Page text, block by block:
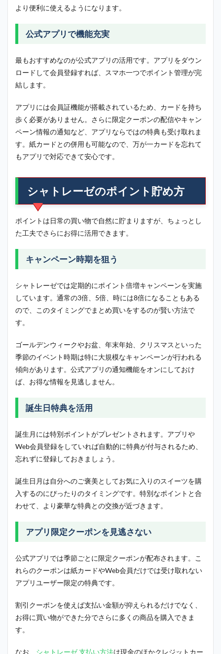
より便利に使えるようになります。
公式アプリで機能充実
最もおすすめなのが公式アプリの活用です。アプリをダウン
ロードして会員登録すれば、スマホ一つでポイント管理が完
結します。
アプリには会員証機能が搭載されているため、カードを持ち
歩く必要がありません。さらに限定クーポンの配信やキャン
ペーン情報の通知など、アプリならではの特典も受け取れま
す。紙カードとの併用も可能なので、万が一カードを忘れて
もアプリで対応できて安心です。
シャトレーゼのポイント貯め方
ポイントは日常の買い物で自然に貯まりますが、ちょっとし
た工夫でさらにお得に活用できます。
キャンペーン時期を狙う
シャトレーゼでは定期的にポイント倍増キャンペーンを実施
しています。通常の3倍、5倍、時には8倍になることもある
ので、このタイミングでまとめ買いをするのが賢い方法で
す。
ゴールデンウィークやお盆、年末年始、クリスマスといった
季節のイベント時期は特に大規模なキャンペーンが行われる
傾向があります。公式アプリの通知機能をオンにしておけ
ば、お得な情報を見逃しません。
誕生日特典を活用
誕生月には特別ポイントがプレゼントされます。アプリや
Web会員登録をしていれば自動的に特典が付与されるため、
忘れずに登録しておきましょう。
誕生日月は自分へのご褒美としてお気に入りのスイーツを購
入するのにぴったりのタイミングです。特別なポイントと合
わせて、より豪華な特典との交換が近づきます。
アプリ限定クーポンを見逃さない
公式アプリでは季節ごとに限定クーポンが配布されます。こ
れらのクーポンは紙カードやWeb会員だけでは受け取れない
アプリユーザー限定の特典です。
割引クーポンを使えば支払い金額が抑えられるだけでなく、
お得に買い物ができた分でさらに多くの商品を購入できま
す。
なお、 シャトレーゼ 支払い方法は現金のほかクレジットカー